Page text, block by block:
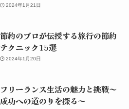
2024年1月21日
節約のプロが伝授する旅行の節約
テクニック15選
2024年1月20日
フリーランス生活の魅力と挑戦～
成功への道のりを探る～